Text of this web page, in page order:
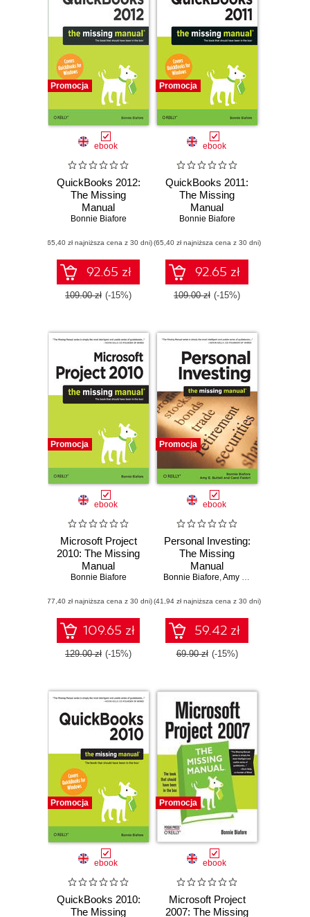
Promocja
ebook
QuickBooks 2012:
The Missing
Manual
Bonnie Biafore
(65,40 zł najniższa cena z 30 dni)
92.65 zł
109.00 zł (-15%)
Promocja
ebook
QuickBooks 2011:
The Missing
Manual
Bonnie Biafore
(65,40 zł najniższa cena z 30 dni)
92.65 zł
109.00 zł (-15%)
Promocja
ebook
Microsoft Project
2010: The Missing
Manual
Bonnie Biafore
(77,40 zł najniższa cena z 30 dni)
109.65 zł
129.00 zł (-15%)
Promocja
ebook
Personal Investing:
The Missing
Manual
Bonnie Biafore,Amy E. Buttell
(41,94 zł najniższa cena z 30 dni)
59.42 zł
69.90 zł (-15%)
Promocja
ebook
QuickBooks 2010:
The Missing
Promocja
ebook
Microsoft Project
2007: The Missing